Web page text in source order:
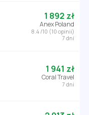
1 892 zł
Anex Poland
8.4 /10 (10 opinii)
7 dni
1 941 zł
Coral Travel
7 dni